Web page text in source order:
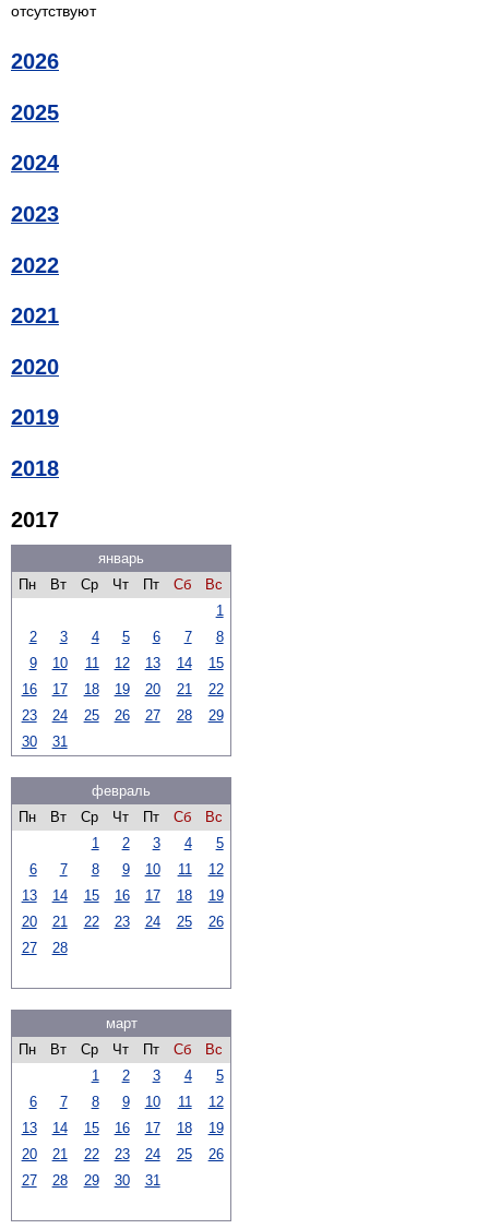
отсутствуют
2026
2025
2024
2023
2022
2021
2020
2019
2018
2017
январь
Пн
Вт Ср Чт Пт Сб
Вс
1
2
3 4 5 6 7
8
9
10 11 12 13 14
15
16
17 18 19 20 21
22
23
24 25 26 27 28
29
30
31
февраль
Пн
Вт Ср Чт Пт Сб
Вс
1
2 3 4
5
6
7 8 9 10 11
12
13
14 15 16 17 18
19
20
21 22 23 24 25
26
27
28
март
Пн
Вт Ср Чт Пт Сб
Вс
1
2 3 4
5
6
7 8 9 10 11
12
13
14 15 16 17 18
19
20
21 22 23 24 25
26
27
28 29 30 31